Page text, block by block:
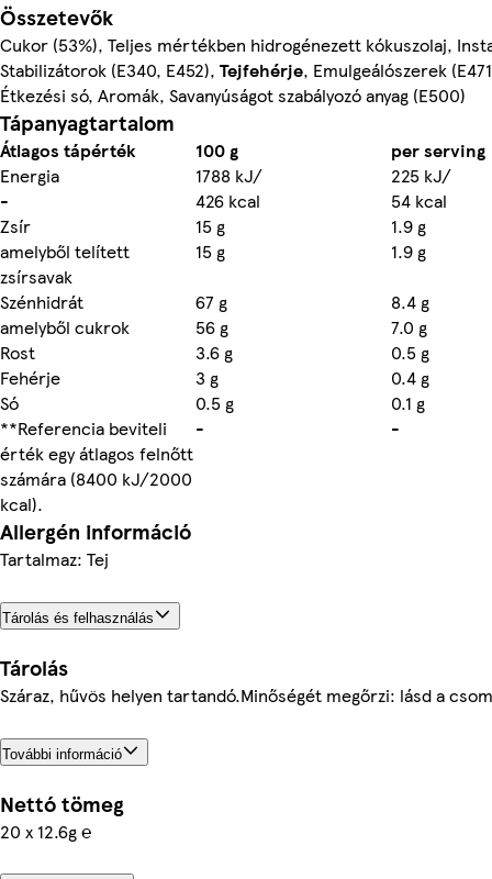
Összetevők
Cukor (53%), Teljes mértékben hidrogénezett kókuszolaj,
Stabilizátorok (E340, E452), Tejfehérje, Emulgeálószerek
Étkezési só, Aromák, Savanyúságot szabályozó anyag (E500)
Tápanyagtartalom
Átlagos tápérték 100 g
per serving
Energia
1788 kJ/
225 kJ/
-
426 kcal
54 kcal
Zsír
15 g
1.9 g
amelyből telített
zsírsavak
15 g
1.9 g
Szénhidrát
67 g
8.4 g
amelyből cukrok
56 g
7.0 g
Rost
3.6 g
0.5 g
Fehérje
3 g
0.4 g
Só
0.5 g
0.1 g
**Referencia beviteli
érték egy átlagos felnőtt
számára (8400 kJ/2000
kcal).
- -
Allergén információ
Tartalmaz: Tej
Tárolás és felhasználás
Tárolás
Száraz, hűvös helyen tartandó.Minőségét megőrzi: lásd a
További információ
Nettó tömeg
20 x 12.6g ℮